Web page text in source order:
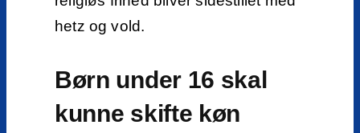
hetz og vold.
Børn under 16 skal
kunne skifte køn